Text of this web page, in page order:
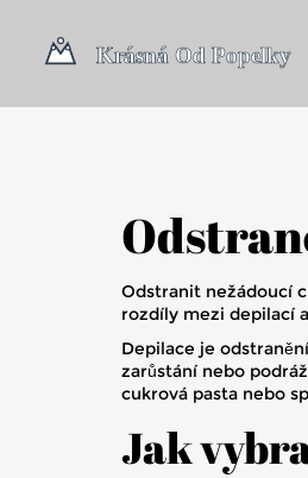
Odstranit nežádoucí
rozdíly mezi depilací
Depilace je
zarůstání nebo
cukrová pasta nebo
Jak